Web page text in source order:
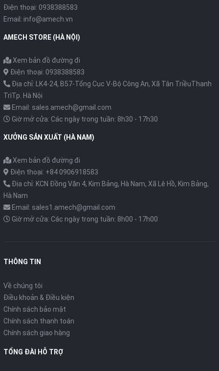
Điện thoại: 0938388583
Email: info@amech.vn
AMECH STORE (HÀ NỘI)
Xem bản đồ đường đi
Điện thoại: 0938388583
Địa chỉ: LK4-24, B57-Tổng Cục V-Bộ Công An, Xã Tân TriềuThanh
TrìTp. Hà Nội
Email: sales.amech@gmail.com
Giờ mở cửa: Các ngày trong tuần: 8h30 - 17h30
XƯỞNG SẢN XUẤT (HÀ NAM)
Xem bản đồ đường đi
Điện thoại: +84 0906918583
Địa chỉ: KCN Đồng Văn 4, Kim Bảng, Hà Nam, Xã Lê Hồ, Kim Bảng,
Hà Nam
Email: sales1.amech@gmail.com
Giờ mở cửa: Các ngày trong tuần: 8h00 - 17h00
THÔNG TIN
Về chúng tôi
Điều khoản & Điều kiện
Chính sách bảo mật
Chính sách thanh toán
Chính sách giao hàng
TỔNG ĐÀI HỖ TRỢ